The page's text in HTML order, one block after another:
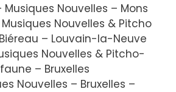
Nouvelles – Mons
Nouvelles & Pitcho
– Louvain-la-Neuve
Nouvelles & Pitcho-
– Bruxelles
Nouvelles – Bruxelles –